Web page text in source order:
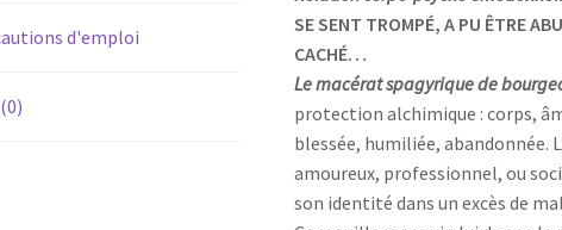
d'emploi
SE SENT TROMPÉ, A PU ÊTRE
CACHÉ…
Le macérat spagyrique de
protection alchimique : corps,
blessée, humiliée, abandonnée.
amoureux, professionnel, ou
son identité dans un excès de